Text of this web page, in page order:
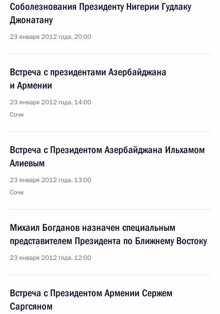
Соболезнования Президенту Нигерии Гудлаку
Джонатану
23 января 2012 года, 20:00
Встреча с президентами Азербайджана
и Армении
23 января 2012 года, 14:00
Сочи
Встреча с Президентом Азербайджана Ильхамом
Алиевым
23 января 2012 года, 13:00
Сочи
Михаил Богданов назначен специальным
представителем Президента по Ближнему Востоку
23 января 2012 года, 12:00
Встреча с Президентом Армении Сержем
Саргсяном